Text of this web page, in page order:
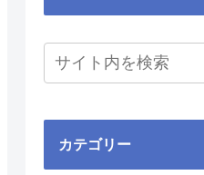
カテゴリー